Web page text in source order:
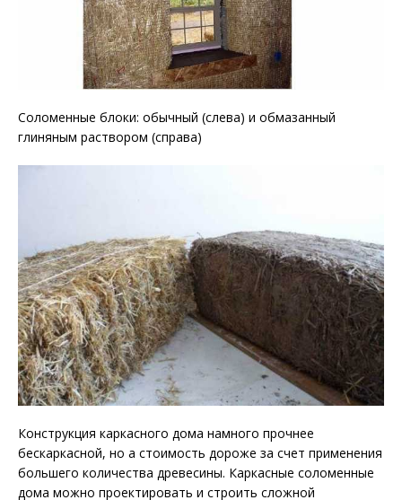
Соломенные блоки: обычный (слева) и обмазанный
глиняным раствором (справа)
Конструкция каркасного дома намного прочнее
бескаркасной, но а стоимость дороже за счет применения
большего количества древесины. Каркасные соломенные
дома можно проектировать и строить сложной